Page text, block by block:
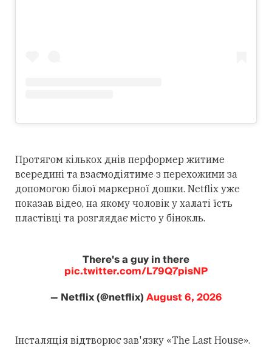
Протягом кількох днів перформер житиме
всередині та взаємодіятиме з перехожими за
допомогою білої маркерної дошки. Netflix уже
показав відео, на якому чоловік у халаті їсть
пластівці та розглядає місто у бінокль.
There's a guy in there
pic.twitter.com/L79Q7pisNP
— Netflix (@netflix)August 6, 2026
Інсталяція відтворює зав'язку «The Last House».